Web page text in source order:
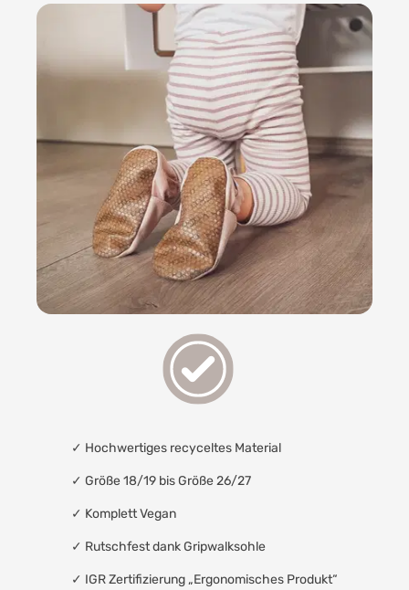
✓ Hochwertiges recyceltes Material
✓ Größe 18/19 bis Größe 26/27
✓ Komplett Vegan
✓ Rutschfest dank Gripwalksohle
✓ IGR Zertifizierung „Ergonomisches Produkt“